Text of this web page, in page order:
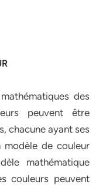
des
peuvent être
chacune ayant ses
modèle de couleur
mathématique
couleurs peuvent